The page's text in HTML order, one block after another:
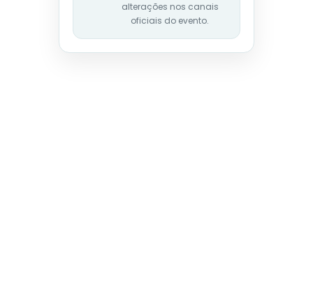
alterações nos canais
oficiais do evento.